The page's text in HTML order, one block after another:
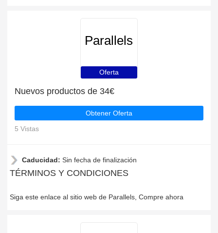
Parallels
Oferta
Nuevos productos de 34€
Obtener Oferta
5 Vistas
Caducidad: Sin fecha de finalización
TÉRMINOS Y CONDICIONES
Siga este enlace al sitio web de Parallels, Compre ahora